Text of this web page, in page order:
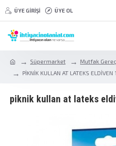
ÜYE GIRIŞI ÜYE OL
Süpermarket
Mutfak
PİKNİK KULLAN AT LATEKS ELDİVEN
pi̇kni̇k kullan at lateks